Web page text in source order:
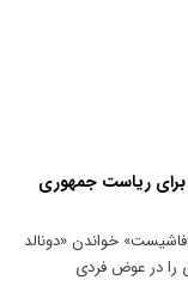
برای ریاست جمهوری
خواندن «دونالد
را در عوض فردی